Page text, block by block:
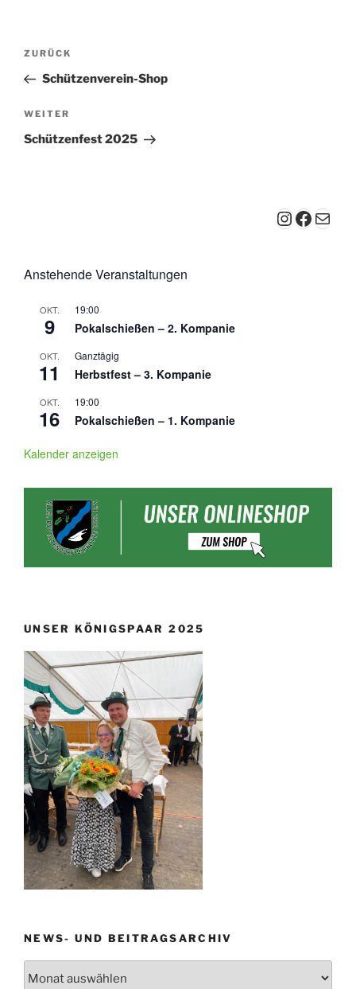
Beitragsnavigation
Vorheriger
Beitrag
ZURÜCK
Schützenverein-Shop
Nächster
Beitrag
WEITER
Schützenfest 2025
E-Mail
Anstehende Veranstaltungen
OKT.
9
19:00
Pokalschießen – 2. Kompanie
OKT.
11
Ganztägig
Herbstfest – 3. Kompanie
OKT.
16
19:00
Pokalschießen – 1. Kompanie
Kalender anzeigen
UNSER KÖNIGSPAAR 2025
NEWS- UND BEITRAGSARCHIV